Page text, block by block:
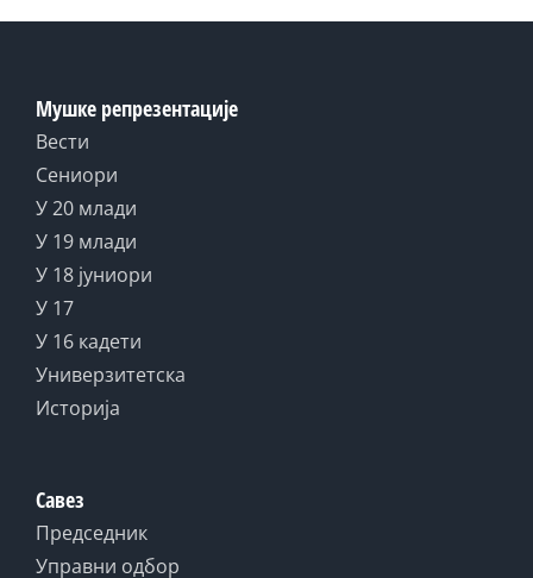
Мушке репрезентације
Вести
Сениори
У 20 млади
У 19 млади
У 18 јуниори
У 17
У 16 кадети
Универзитетска
Историја
Савез
Председник
Управни одбор